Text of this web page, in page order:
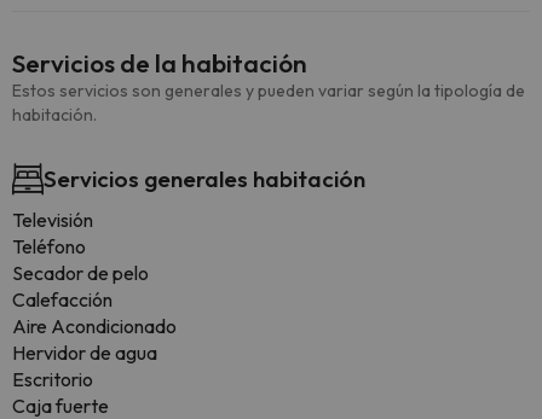
Servicios de la habitación
Estos servicios son generales y pueden variar según la tipología de
habitación.
Servicios generales habitación
Televisión
Teléfono
Secador de pelo
Calefacción
Aire Acondicionado
Hervidor de agua
Escritorio
Caja fuerte